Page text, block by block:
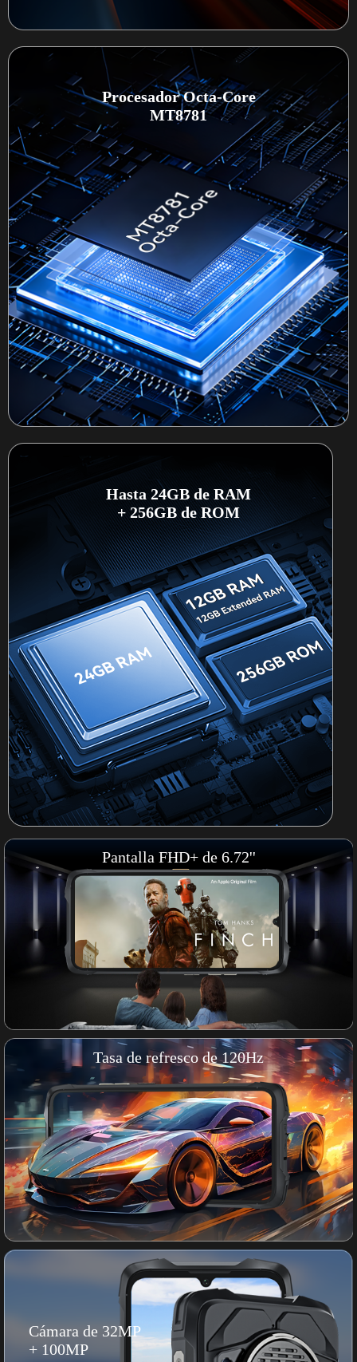
Procesador Octa-Core
MT8781
Hasta 24GB de RAM
+ 256GB de ROM
Pantalla FHD+ de 6.72''
Tasa de refresco de 120Hz
Cámara de 32MP
+ 100MP